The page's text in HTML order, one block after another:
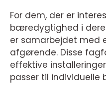
For dem, der er
bæredygtighed i
er samarbejdet med
afgørende. Disse
effektive
passer til individuelle